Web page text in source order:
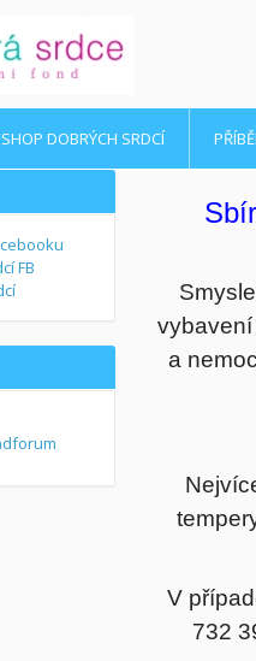
DOBRÝCH SRDCÍ
vybavení
a
V
732
FB